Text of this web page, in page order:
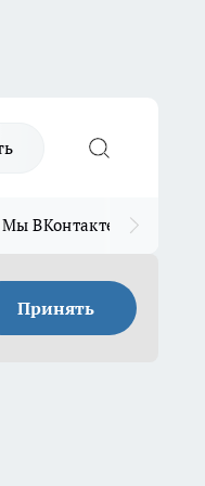
Мы ВКонтакте
Принять